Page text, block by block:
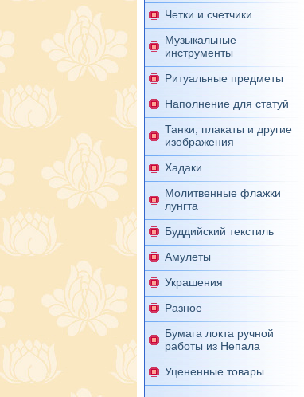
Четки и счетчики
Музыкальные
инструменты
Ритуальные предметы
Наполнение для статуй
Танки, плакаты и другие
изображения
Хадаки
Молитвенные флажки
лунгта
Буддийский текстиль
Амулеты
Украшения
Разное
Бумага локта ручной
работы из Непала
Уцененные товары